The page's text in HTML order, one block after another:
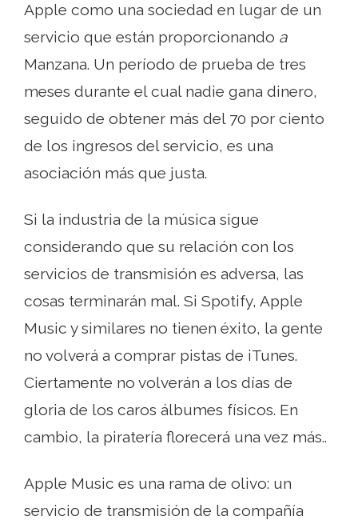
Apple como una sociedad en lugar de un
servicio que están proporcionando a
Manzana. Un período de prueba de tres
meses durante el cual nadie gana dinero,
seguido de obtener más del 70 por ciento
de los ingresos del servicio, es una
asociación más que justa.
Si la industria de la música sigue
considerando que su relación con los
servicios de transmisión es adversa, las
cosas terminarán mal. Si Spotify, Apple
Music y similares no tienen éxito, la gente
no volverá a comprar pistas de iTunes.
Ciertamente no volverán a los días de
gloria de los caros álbumes físicos. En
cambio, la piratería florecerá una vez más..
Apple Music es una rama de olivo: un
servicio de transmisión de la compañía